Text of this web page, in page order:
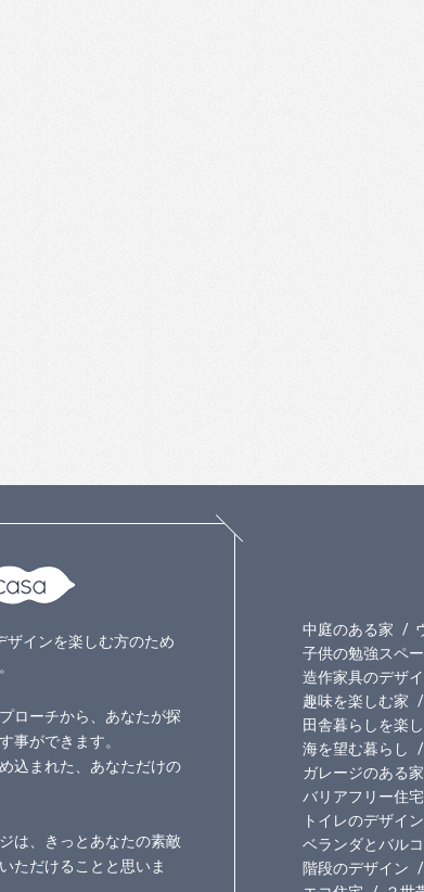
インを楽しむ方のため
ローチから、あなたが探
事ができます。
込まれた、あなただけの
は、きっとあなたの素敵
ただけることと思いま
中庭のある家
子供の勉強スペ
造作家具のデザ
趣味を楽しむ家
田舎暮らしを楽
海を望む暮らし
ガレージのある家
バリアフリー住宅
トイレのデザイン
ベランダとバル
階段のデザイン